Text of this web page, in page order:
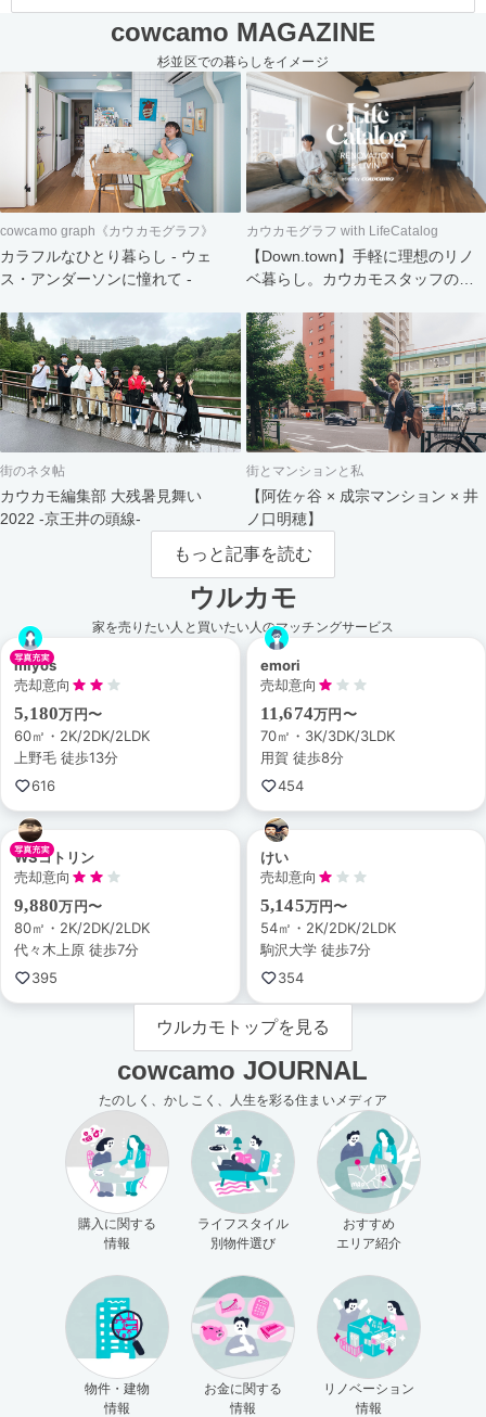
cowcamo MAGAZINE
杉並区での暮らしをイメージ
cowcamo graph《カウカモグラフ》
カラフルなひとり暮らし - ウェ
ス・アンダーソンに憧れて -
カウカモグラフ with LifeCatalog
【Down.town】手軽に理想のリノ
ベ暮らし。カウカモスタッフの家
街のネタ帖
カウカモ編集部 大残暑見舞い
2022 -京王井の頭線-
街とマンションと私
【阿佐ヶ谷 × 成宗マンション × 井
ノ口明穂】
もっと記事を読む
ウルカモ
家を売りたい人と買いたい人のマッチングサービス
miyos
売却意向
5,180万円〜
60㎡・2K/2DK/2LDK
上野毛 徒歩13分
616
emori
売却意向
11,674万円〜
70㎡・3K/3DK/3LDK
用賀 徒歩8分
454
WSコトリン
売却意向
9,880万円〜
80㎡・2K/2DK/2LDK
代々木上原 徒歩7分
395
けい
売却意向
5,145万円〜
54㎡・2K/2DK/2LDK
駒沢大学 徒歩7分
354
ウルカモトップを見る
cowcamo JOURNAL
たのしく、かしこく、人生を彩る住まいメディア
購入に関する
情報
ライフスタイル
別物件選び
おすすめ
エリア紹介
物件・建物
情報
お金に関する
情報
リノベーション
情報